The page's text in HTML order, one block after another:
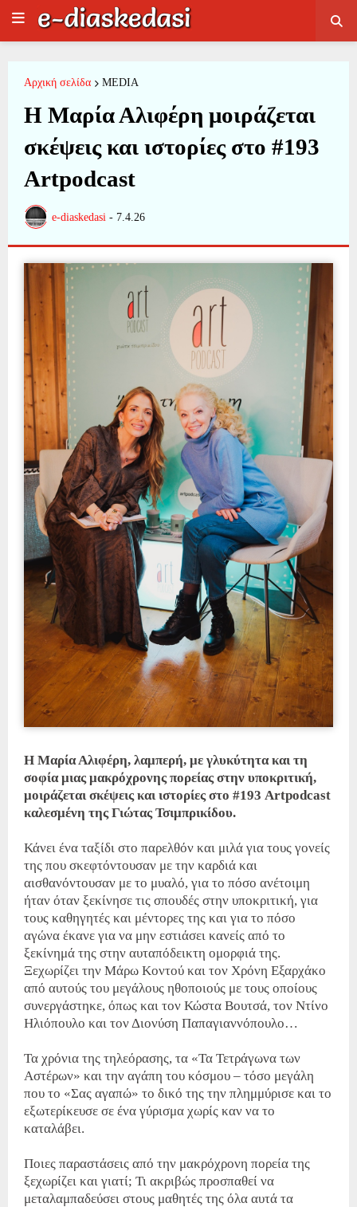
Αρχική σελίδα MEDIA
Η Μαρία Αλιφέρη μοιράζεται
σκέψεις και ιστορίες στο #193
Artpodcast
e-diaskedasi - 7.4.26
Η Μαρία Αλιφέρη, λαμπερή, με γλυκύτητα και τη
σοφία μιας μακρόχρονης πορείας στην υποκριτική,
μοιράζεται σκέψεις και ιστορίες στο #193 Artpodcast
καλεσμένη της Γιώτας Τσιμπρικίδου.
Κάνει ένα ταξίδι στο παρελθόν και μιλά για τους γονείς
της που σκεφτόντουσαν με την καρδιά και
αισθανόντουσαν με το μυαλό, για το πόσο ανέτοιμη
ήταν όταν ξεκίνησε τις σπουδές στην υποκριτική, για
τους καθηγητές και μέντορες της και για το πόσο
αγώνα έκανε για να μην εστιάσει κανείς από το
ξεκίνημά της στην αυταπόδεικτη ομορφιά της.
Ξεχωρίζει την Μάρω Κοντού και τον Χρόνη Εξαρχάκο
από αυτούς του μεγάλους ηθοποιούς με τους οποίους
συνεργάστηκε, όπως και τον Κώστα Βουτσά, τον Ντίνο
Ηλιόπουλο και τον Διονύση Παπαγιαννόπουλο…
Τα χρόνια της τηλεόρασης, τα «Τα Τετράγωνα των
Αστέρων» και την αγάπη του κόσμου – τόσο μεγάλη
που το «Σας αγαπώ» το δικό της την πλημμύρισε και το
εξωτερίκευσε σε ένα γύρισμα χωρίς καν να το
καταλάβει.
Ποιες παραστάσεις από την μακρόχρονη πορεία της
ξεχωρίζει και γιατί; Τι ακριβώς προσπαθεί να
μεταλαμπαδεύσει στους μαθητές της όλα αυτά τα